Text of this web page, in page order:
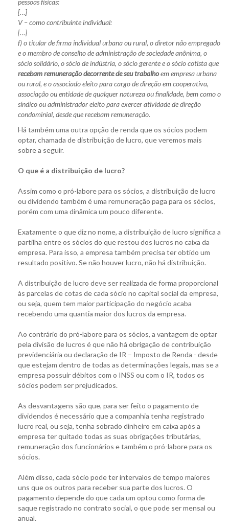
pessoas físicas:
[…]
V – como contribuinte individual:
[…]
f) o titular de firma individual urbana ou rural, o diretor não empregado
e o membro de conselho de administração de sociedade anônima, o
sócio solidário, o sócio de indústria, o sócio gerente e o sócio cotista que
recebam remuneração decorrente de seu trabalhoem empresa urbana
ou rural, e o associado eleito para cargo de direção em cooperativa,
associação ou entidade de qualquer natureza ou finalidade, bem como o
síndico ou administrador eleito para exercer atividade de direção
condominial, desde que recebam remuneração.
Há também uma outra opção de renda que os sócios podem
optar, chamada de distribuição de lucro, que veremos mais
sobre a seguir.
O que é a distribuição de lucro?
Assim como o pró-labore para os sócios, a distribuição de lucro
ou dividendo também é uma remuneração paga para os sócios,
porém com uma dinâmica um pouco diferente.
Exatamente o que diz no nome, a distribuição de lucro significa a
partilha entre os sócios do que restou dos lucros no caixa da
empresa. Para isso, a empresa também precisa ter obtido um
resultado positivo. Se não houver lucro, não há distribuição.
A distribuição de lucro deve ser realizada de forma proporcional
às parcelas de cotas de cada sócio no capital social da empresa,
ou seja, quem tem maior participação do negócio acaba
recebendo uma quantia maior dos lucros da empresa.
Ao contrário do pró-labore para os sócios, a vantagem de optar
pela divisão de lucros é que não há obrigação de contribuição
previdenciária ou declaração de IR – Imposto de Renda - desde
que estejam dentro de todas as determinações legais, mas se a
empresa possuir débitos com o INSS ou com o IR, todos os
sócios podem ser prejudicados.
As desvantagens são que, para ser feito o pagamento de
dividendos é necessário que a companhia tenha registrado
lucro real, ou seja, tenha sobrado dinheiro em caixa após a
empresa ter quitado todas as suas obrigações tributárias,
remuneração dos funcionários e também o pró-labore para os
sócios.
Além disso, cada sócio pode ter intervalos de tempo maiores
uns que os outros para receber sua parte dos lucros. O
pagamento depende do que cada um optou como forma de
saque registrado no contrato social, o que pode ser mensal ou
anual.